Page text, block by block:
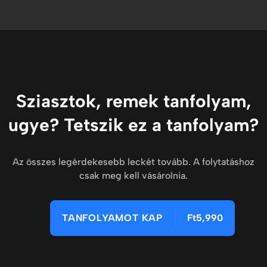
Sziasztok, remek tanfolyam,
ugye? Tetszik ez a tanfolyam?
Az összes legérdekesebb leckét tovább. A folytatáshoz
csak meg kell vásárolnia.
TANFOLYAMOT KAP Ft5,990